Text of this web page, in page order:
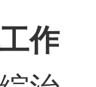
作